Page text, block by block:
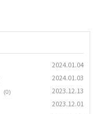
2024.01.04
2024.01.03
(0) 2023.12.13
2023.12.01